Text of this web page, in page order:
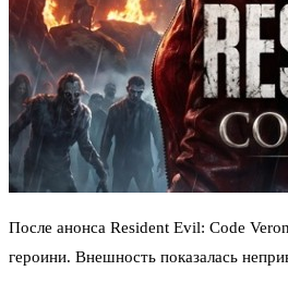
После анонса Resident Evil: Code
героини. Внешность показалась